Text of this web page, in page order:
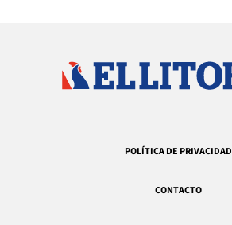
POLÍTICA DE PRIVACIDAD
CONTACTO